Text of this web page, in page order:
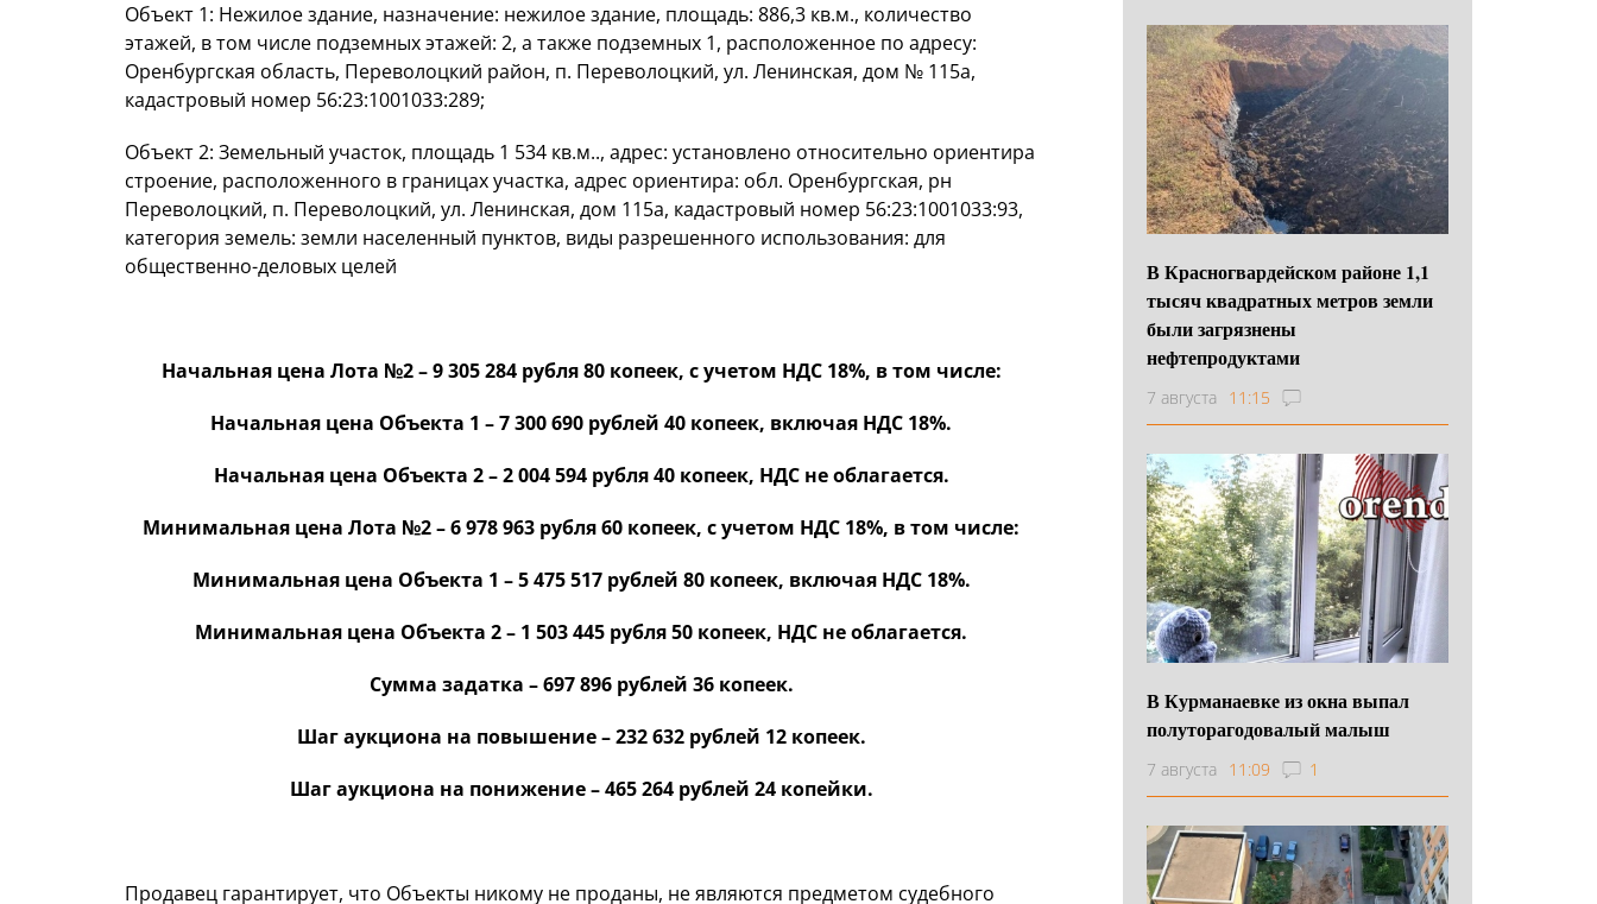
Объект 1: Нежилое здание, назначение: нежилое здание, площадь: 886,3 кв.м., количество
этажей, в том числе подземных этажей: 2, а также подземных 1, расположенное по адресу:
Оренбургская область, Переволоцкий район, п. Переволоцкий, ул. Ленинская, дом № 115а,
кадастровый номер 56:23:1001033:289;
Объект 2: Земельный участок, площадь 1 534 кв.м.., адрес: установлено относительно ориентира
строение, расположенного в границах участка, адрес ориентира: обл. Оренбургская, рн
Переволоцкий, п. Переволоцкий, ул. Ленинская, дом 115а, кадастровый номер 56:23:1001033:93,
категория земель: земли населенный пунктов, виды разрешенного использования: для
общественно-деловых целей
Начальная цена Лота №2 – 9 305 284 рубля 80 копеек, с учетом НДС 18%, в том числе:
Начальная цена Объекта 1 – 7 300 690 рублей 40 копеек, включая НДС 18%.
Начальная цена Объекта 2 – 2 004 594 рубля 40 копеек, НДС не облагается.
Минимальная цена Лота №2 – 6 978 963 рубля 60 копеек, с учетом НДС 18%, в том числе:
Минимальная цена Объекта 1 – 5 475 517 рублей 80 копеек, включая НДС 18%.
Минимальная цена Объекта 2 – 1 503 445 рубля 50 копеек, НДС не облагается.
Сумма задатка – 697 896 рублей 36 копеек.
Шаг аукциона на повышение – 232 632 рублей 12 копеек.
Шаг аукциона на понижение – 465 264 рублей 24 копейки.
Продавец гарантирует, что Объекты никому не проданы, не являются предметом судебного
В Красногвардейском районе 1,1
тысяч квадратных метров земли
были загрязнены
нефтепродуктами
7 августа 11:15
В Курманаевке из окна выпал
полуторагодовалый малыш
7 августа 11:09 1